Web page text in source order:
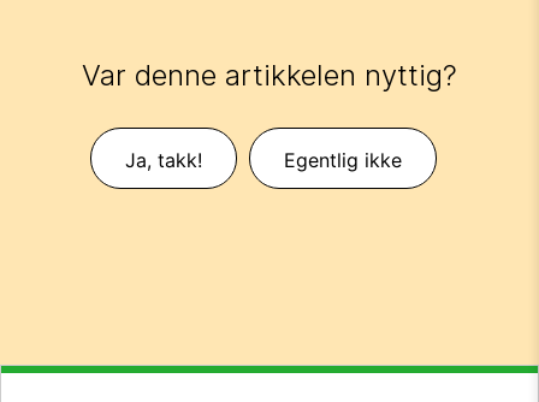
Var denne artikkelen nyttig?
Ja, takk! Egentlig ikke